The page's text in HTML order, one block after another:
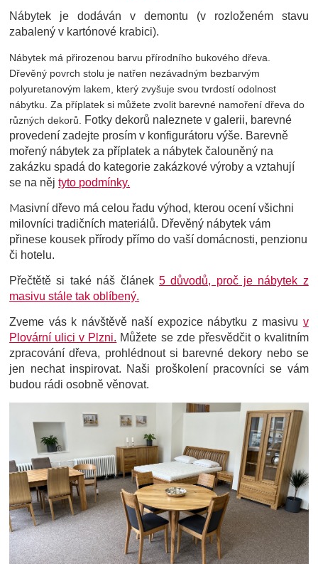
Nábytek je dodáván v demontu (v rozloženém stavu
zabalený v kartónové krabici).
Nábytek má přirozenou barvu přírodního bukového dřeva.
Dřevěný povrch stolu je natřen nezávadným bezbarvým
polyuretanovým lakem, který zvyšuje svou tvrdostí odolnost
nábytku. Za příplatek si můžete zvolit barevné namoření dřeva do
různých dekorů.
Fotky dekorů naleznete v galerii, barevné
provedení zadejte prosím v konfigurátoru výše. Barevně
mořený nábytek za příplatek a nábytek čalouněný na
zakázku spadá do kategorie zakázkové výroby a vztahují
se na nějtyto podmínky.
Masivní dřevo má celou řadu výhod, kterou ocení všichni
milovníci tradičních materiálů. Dřevěný nábytek vám
přinese kousek přírody přímo do vaší domácnosti, penzionu
či hotelu.
Přečtětě si také náš článek 5 důvodů, proč je nábytek z
masivu stále tak oblíbený.
Zveme vás k návštěvě naší expozice nábytku z masivu v
Plovární ulici v Plzni. Můžete se zde přesvědčit o kvalitním
zpracování dřeva, prohlédnout si barevné dekory nebo se
jen nechat inspirovat. Naši proškolení pracovníci se vám
budou rádi osobně věnovat.